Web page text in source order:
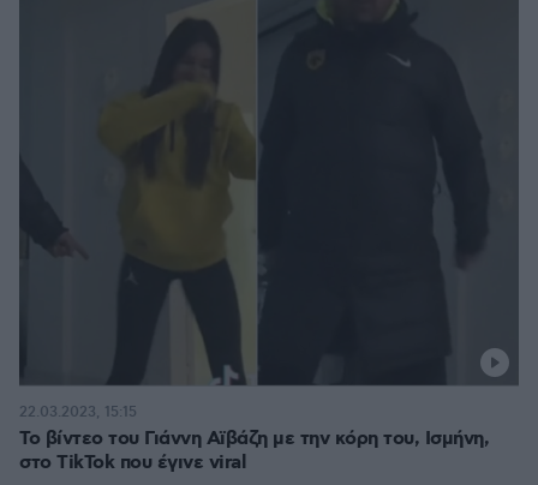
Το βίντεο του Γιάννη Αϊβάζη με την κόρη του, Ισμήνη,
στο TikTok που έγινε viral
22.03.2023, 15:15